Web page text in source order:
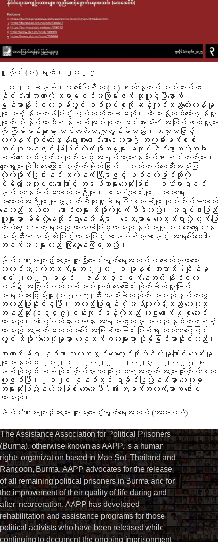
ဇူလိုင် (၁) ရက်၊ ၂၀၂၅
၂၀၂၁ ခုနှစ်၊ ဖေဖော်ဝါရီလ (၁) ရက်နေ့တွင် စစ်တပ်က
နိုင်ငံတော်အာဏာကို တရားမဝင်အကြမ်းဖက် လုယူခဲ့ပြီးနောက်၊
မြန်မာနိုင်ငံတဝှမ်းတွင် စစ်အုပ်စုကို ဆန့်ကျင်သည့်တော်လှန်မှု
များ အရှိန်အဟုန်ဖြင့် မြင့်တက်လာခဲ့သည်။ ထိုဆန့်ကျင်တော်လှန်မှု
များကို ဖိနှိပ်တားဆီးရန် စစ်အုပ်စုက အင်အားသုံး၍ အကြမ်းဖက်မှုများ
ကို ကြိမ်ဖန်များစွာ ထပ်တလဲလဲ ကျူးလွန်ခဲ့သည်။ အထူးသဖြင့်
လက်နက်ကိုင်တော်လှန်ရေးအားကောင်းသောဒေသများ၌ အကြမ်းဖက်စစ်
အုပ်စုအနေဖြင့် မြေပြင်တိုက်ခိုက်မှုများ မလုပ်နိုင်တော့သည့်အခါ
စစ်ရေးပစ်မှတ်မဟုတ်သည့် အရပ်သားများနေထိုင်ရာ ရပ်ကွက်များ၊
ကျေးရွာများကိုပါ လေကြောင်းမှတိုက်ခိုက်ခြင်း၊ စက်တပ်လေထီးအသုံးပြု
တိုက်ခိုက်ခြင်းနှင့် လက်နက်ကြီးများဖြင့် ပစ်ခတ်ခြင်းတို့ကို
ပိုမို၍အသုံးပြုလာသောကြာင့် အရပ်သားများသေဆုံးခြင်း၊ ဒဏ်ရာရခြင်း
နှင့် လူနေအိမ်အဆောက်အဦများ၊ စာသင်ကျောင်းများ၊ ဘာသာရေး
အဆောက်အဦများ များစွာ ပျက်စီးဆုံးရှုံးခဲ့ရပြီး ဒေသခံများ လုပ်ကိုင်စားသောက်
နေသည့် လယ်ယာ၊ တောင်ယာများ ထိခိုက်ပျက်စီးခဲ့သည်။ အရပ်သားပြည်
သူများမှာ မိမိတို့နေထိုင်ရာနေအိမ်များ၊ ဒေသများမှ ဘေးလွတ်ရာသို့ ထွက်ပြေး
တိမ်းရှောင်နေကြရသည့် ကာလကြာမြင့်လာသည်နှင့်အမျှ စစ်ဘေးရှောင်နေ
သည့် ဦးရေလည်း တိုးမြင့်လာသဖြင့် စားနပ်ရိက္ခာနှင့် အရေးပေါ်ဆေးဝါး
အခက်အခဲများလည်း ကြုံတွေ့နေကြရသည်။
နိုင်ငံရေးအကျဉ်းသားများ ကူညီစောင့်ရှောက်ရေးအသင်းမှ ကောက်ယူထားသော
သတင်းအချက်အလက်များအရ ၂၀၂၁ ခုနှစ် အာဏာသိမ်းချိန်မှ
စ၍ ၂၀၂၅ ခုနှစ်၊ ဇွန်လ ၃၀ ရက်နေ့အထိ နိုင်ငံတ
ဝန်း၌ အကြမ်းဖက်စစ်အုပ်စု၏ လေကြောင်းတိုက်ခိုက်မှုကြောင့်
အရပ်သားပြည်သူ (၁၅၀၅) ဦး သေဆုံးခဲ့သည်ကို အမည်နှင့်တကွ
အတည်ပြုနိုင်ခဲ့ပြီး၊ အတည်ပြုရန် လိုအပ်လျက်ရှိသည့် သေဆုံးသူ
အနည်းဆုံး (၁၃၄၉) ဝန်းကျင်ခန့်ကိုလည်း သီးခြားကောက်ယူ စုဆောင်း
ထားသည်။ ဖော်ပြပါကိန်းဂဏန်း အရေအတွက်မှာ အမည်နှင့်တကွရရှိ
ထားသည့် အချက်အလက်အပေါ် အခြေခံထားခြင်းဖြစ်ရာ လက်တွေ့မြေပြင်
တွင် ထိခိုက်သေဆုံးမှုမှာ ယခုထက်အဆများစွာ ပိုမိုမြင့်မားနိုင်သည်။
အာဏာသိမ်း ၅ နှစ်တာ ကာလအတွင်း လေကြောင်းတိုက်ခိုက်မှုကြောင့် သေဆုံးမှု
များအနက်မှ ၂၀၂၁၊ ၂၀၂၂၊ ၂၀၂၃၊ ၂၀၂၅ ခု
နှစ်တို့တွင် စစ်ကိုင်းတိုင်းမှာ သေဆုံးမှုအရေအတွက် အများဆုံးတိုင်းဒေသ
ကြီးဖြစ်ပြီး၊ ၂၀၂၄ ခုနှစ်တွင် ရခိုင်ပြည်နယ်မှာ သေဆုံးမှု
အများဆုံးပြည်နယ်အဖြစ် အေအေပီပီ၏ အချက်အလက်များက ဖော်ပြ
ထားသည်။
နိုင်ငံရေးအကျဉ်းသားများ ကူညီစောင့်ရှောက်ရေးအသင်း (အေအေပီပီ)
The Assistance Association for Political Prisoners
(Burma), otherwise known as AAPP, is a human
rights organization based in Mae Sot, Thailand and
Rangoon, Burma. AAPP advocates for the release
of all remaining political prisoners in Burma and for
the improvement of their quality of life during and
after incarceration. AAPP has developed
rehabilitation and assistance programs for those
political activists who have been released while
continuing to document the ongoing imprisonment